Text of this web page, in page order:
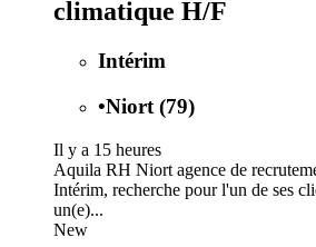
climatique H/F
Intérim
•Niort (79)
Il y a 15 heures
Aquila RH Niort agence de
Intérim, recherche pour l'un de ses
un(e)...
New